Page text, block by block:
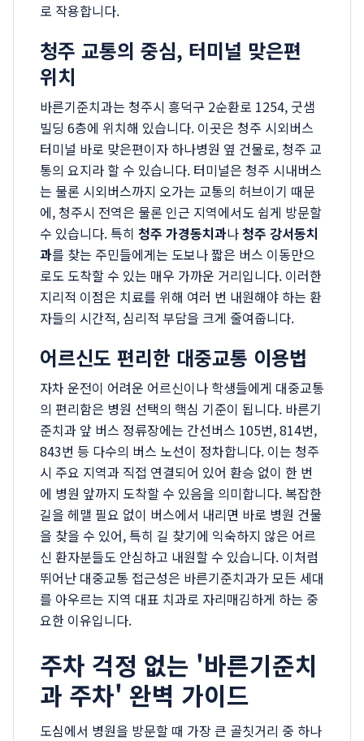
로 작용합니다.
청주 교통의 중심, 터미널 맞은편
위치
바른기준치과는 청주시 흥덕구 2순환로 1254, 굿샘
빌딩 6층에 위치해 있습니다. 이곳은 청주 시외버스
터미널 바로 맞은편이자 하나병원 옆 건물로, 청주 교
통의 요지라 할 수 있습니다. 터미널은 청주 시내버스
는 물론 시외버스까지 오가는 교통의 허브이기 때문
에, 청주시 전역은 물론 인근 지역에서도 쉽게 방문할
수 있습니다. 특히 청주 가경동치과나청주 강서동치
과를 찾는 주민들에게는 도보나 짧은 버스 이동만으
로도 도착할 수 있는 매우 가까운 거리입니다. 이러한
지리적 이점은 치료를 위해 여러 번 내원해야 하는 환
자들의 시간적, 심리적 부담을 크게 줄여줍니다.
어르신도 편리한 대중교통 이용법
자차 운전이 어려운 어르신이나 학생들에게 대중교통
의 편리함은 병원 선택의 핵심 기준이 됩니다. 바른기
준치과 앞 버스 정류장에는 간선버스 105번, 814번,
843번 등 다수의 버스 노선이 정차합니다. 이는 청주
시 주요 지역과 직접 연결되어 있어 환승 없이 한 번
에 병원 앞까지 도착할 수 있음을 의미합니다. 복잡한
길을 헤맬 필요 없이 버스에서 내리면 바로 병원 건물
을 찾을 수 있어, 특히 길 찾기에 익숙하지 않은 어르
신 환자분들도 안심하고 내원할 수 있습니다. 이처럼
뛰어난 대중교통 접근성은 바른기준치과가 모든 세대
를 아우르는 지역 대표 치과로 자리매김하게 하는 중
요한 이유입니다.
주차 걱정 없는 '바른기준치
과 주차' 완벽 가이드
도심에서 병원을 방문할 때 가장 큰 골칫거리 중 하나